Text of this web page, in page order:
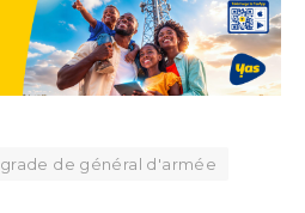
grade de général d'armée